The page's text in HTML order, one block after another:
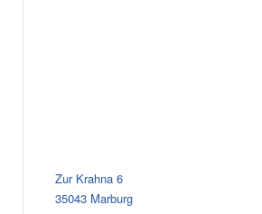
Zur Krahna 6
35043 Marburg